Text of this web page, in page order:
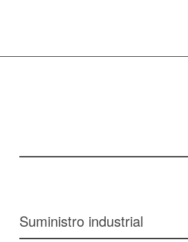
Suministro industrial